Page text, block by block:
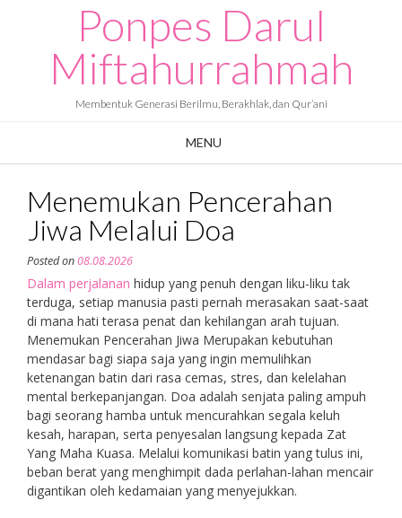
Ponpes Darul
Miftahurrahmah
Membentuk Generasi Berilmu, Berakhlak, dan Qur’ani
MENU
Menemukan Pencerahan
Jiwa Melalui Doa
Posted on08.08.2026
Dalam perjalanan hidup yang penuh dengan liku-liku tak
terduga, setiap manusia pasti pernah merasakan saat-saat
di mana hati terasa penat dan kehilangan arah tujuan.
Menemukan Pencerahan Jiwa Merupakan kebutuhan
mendasar bagi siapa saja yang ingin memulihkan
ketenangan batin dari rasa cemas, stres, dan kelelahan
mental berkepanjangan. Doa adalah senjata paling ampuh
bagi seorang hamba untuk mencurahkan segala keluh
kesah, harapan, serta penyesalan langsung kepada Zat
Yang Maha Kuasa. Melalui komunikasi batin yang tulus ini,
beban berat yang menghimpit dada perlahan-lahan mencair
digantikan oleh kedamaian yang menyejukkan.